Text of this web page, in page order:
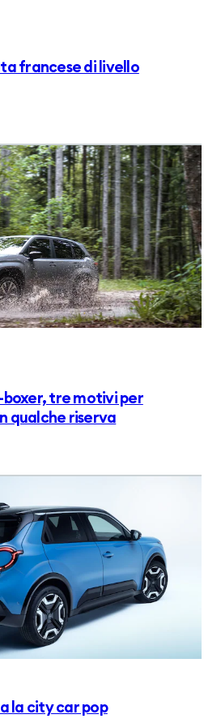
francese di livello
boxer, tre motivi per
qualche riserva
la city car pop